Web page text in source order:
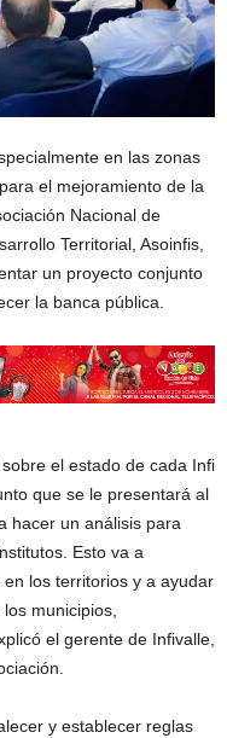
en las zonas
el mejoramiento de la
Nacional de
Territorial, Asoinfis,
un proyecto conjunto
la banca pública.
el estado de cada Infi
que se le presentará al
hacer un análisis para
Esto va a
los territorios y a ayudar
municipios,
el gerente de Infivalle,
y establecer reglas